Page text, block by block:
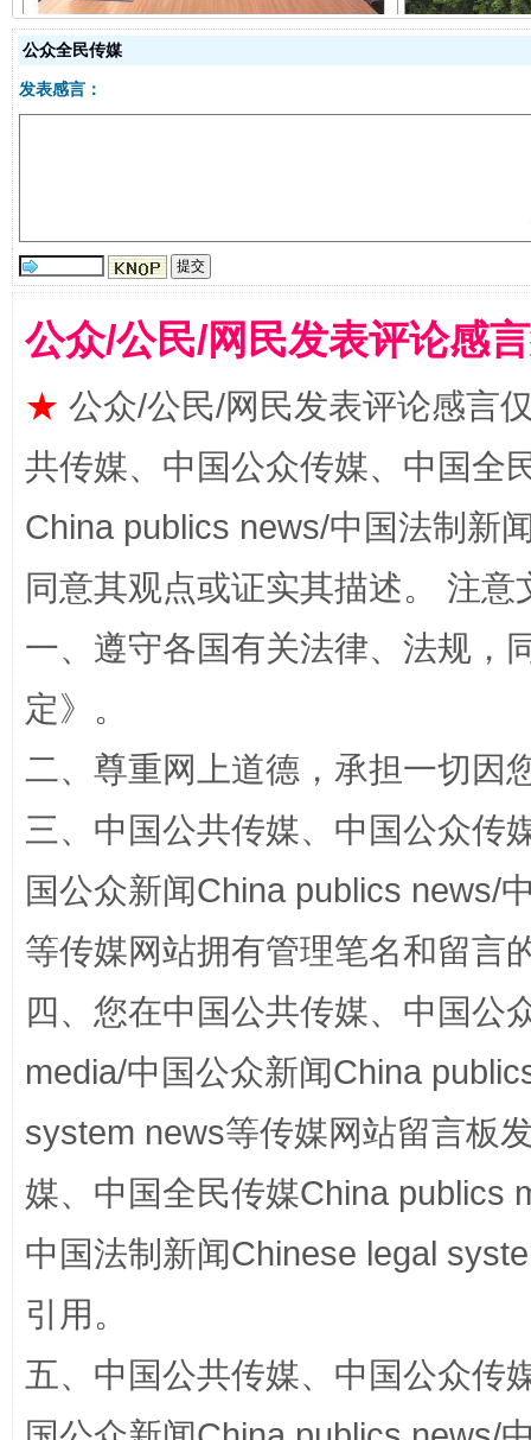
全民健身五年计划来了！等你上场
阿坝州三大球赛在茂县开幕 规模
国家大学科技园优化重塑工作
公众全民传媒
发表感言：
公众/公民/网民发表评论感
★ 公众/公民/网民发表评论感言
共传媒、中国公众传媒、中国全
China publics news/中国法制新
同意其观点或证实其描述。 注
一、遵守各国有关法律、法规，
定》。
二、尊重网上道德，承担一切因
三、中国公共传媒、中国公众传
国公众新闻China publics news/
等传媒网站拥有管理笔名和留言
四、您在中国公共传媒、中国公
media/中国公众新闻China
system news等传媒网站留言板
媒、中国全民传媒China publics
中国法制新闻Chinese legal
引用。
五、中国公共传媒、中国公众传